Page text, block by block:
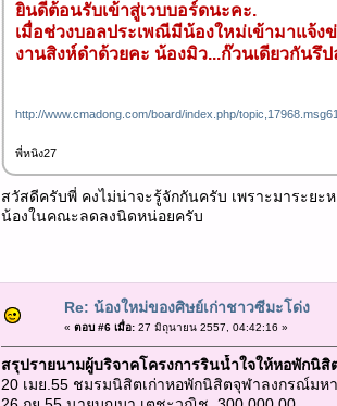
ยินดีต้อนรับเข้าสู่เวบบอร์ดนะคะ.
เมื่อช่วงบอลประเพณีมีน้องใหม่เข้ามาแจ้ง
งานสิงห์ดำด้วยคะ น้องมิว...ก๊วนเดียวกันรึ
http://www.cmadong.com/board/index.php/
พี่หนิง27
สวัสดีครับพี่ คงไม่น่าจะรู้จักกันครับ เพราะมาระย
น้องในคณะลดลงนิดหน่อยครับ
Re: น้องใหม่ของศิษย์เก่าชาวซีมะโด่ง
« ตอบ #6 เมื่อ:27 มิถุนายน 2557, 04:42:16 »
สรุปรายนามผู้บริจาคโครงการรินน้ำใจให้หอพักนิ
20 เมย.55 ชมรมนิสิตเก่าหอพักนิสิตจุฬาลงกรณ์มห